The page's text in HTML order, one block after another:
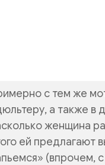
с тем же
а также в
женщина
ей предлагают
(впрочем,